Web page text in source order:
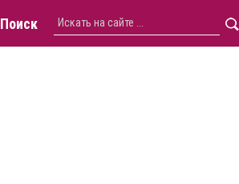
Поиск